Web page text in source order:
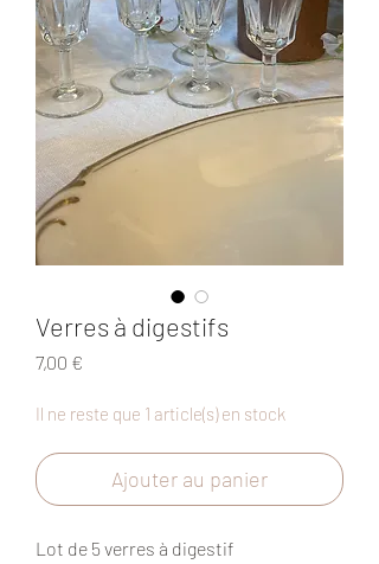
Verres à digestifs
7,00 €
Il ne reste que 1 article(s) en stock
Ajouter au panier
Lot de 5 verres à digestif